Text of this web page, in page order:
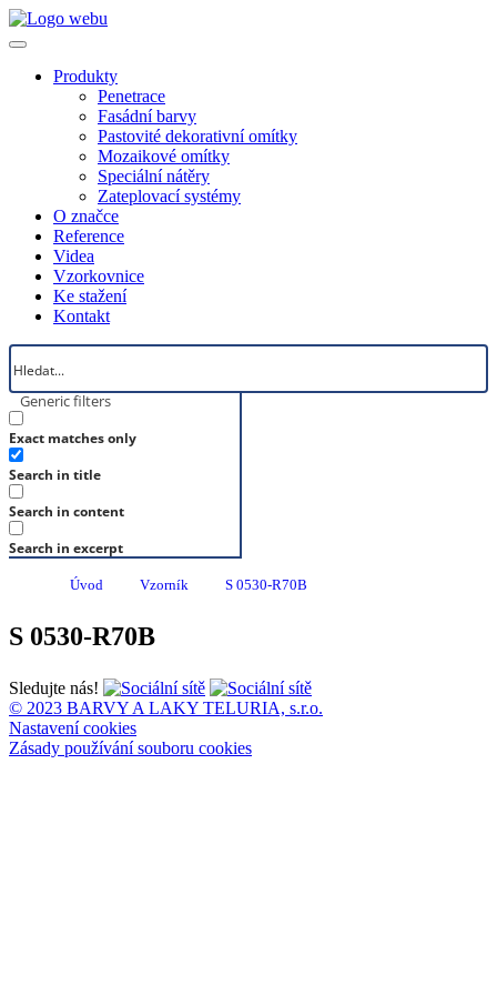
Produkty
Penetrace
Fasádní barvy
Pastovité dekorativní omítky
Mozaikové omítky
Speciální nátěry
Zateplovací systémy
O značce
Reference
Videa
Vzorkovnice
Ke stažení
Kontakt
Generic filters
Exact matches only
Search in title
Search in content
Search in excerpt
Úvod Vzorník S 0530-R70B
S 0530-R70B
Sledujte nás!
© 2023 BARVY A LAKY TELURIA, s.r.o.
Nastavení cookies
Zásady používání souboru cookies